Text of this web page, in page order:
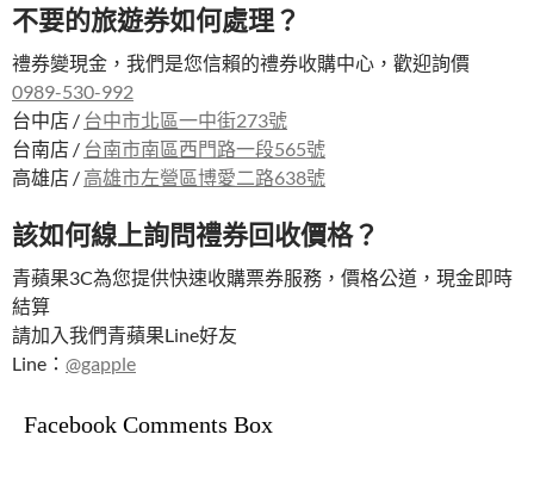
不要的旅遊券如何處理？
禮券變現金，我們是您信賴的禮券收購中心，歡迎詢價
0989-530-992
台中店 / 台中市北區一中街273號
台南店 / 台南市南區西門路一段565號
高雄店 / 高雄市左營區博愛二路638號
該如何線上詢問禮券回收價格？
青蘋果3C為您提供快速收購票券服務，價格公道，現金即時
結算
請加入我們青蘋果Line好友
Line： @gapple
Facebook Comments Box